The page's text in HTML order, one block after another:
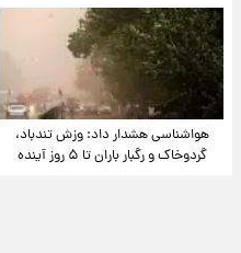
هواشناسی هشدار داد: وزش تندباد،
گردوخاک و رگبار باران تا ۵ روز آینده